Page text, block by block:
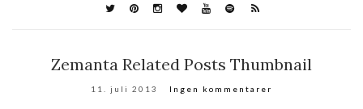
Zemanta Related Posts Thumbnail
11. juli 2013 Ingen kommentarer